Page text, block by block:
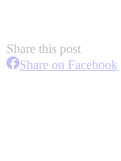
Share this post
Share on Facebook